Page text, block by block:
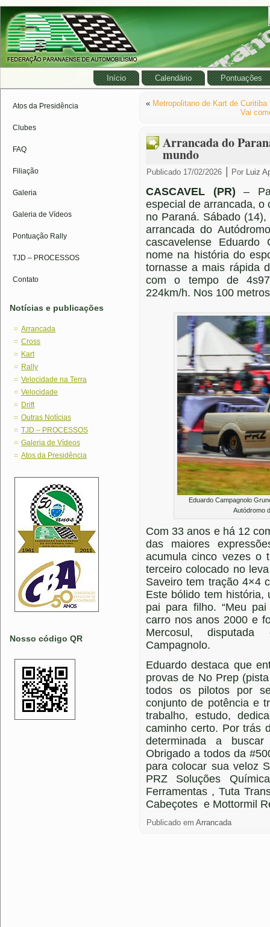
Início Calendário Pontuações
Atos da Presidência
Clubes
FAQ
Filiação
Galeria
Galeria de Vídeos
Pontuação Rally
TJD – PROCESSOS
Contato
Notícias e publicações
Arrancada
Cross
Kart
Rally
Velocidade na Terra
Velocidade
Drift
Outras Notícias
TJD – PROCESSOS
Galeria de Vídeos
Atos da Presidência
Nosso código QR
« Metropolitano de Kart de
Vai
Arrancada do
mundo
Publicado 17/02/2026 Por Luiz
CASCAVEL (PR) –
especial de arrancada, o
no Paraná. Sábado
arrancada do
cascavelense Eduardo
nome na história do
tornasse a mais rápida
com o tempo de
224km/h. Nos 100
Eduardo Campagnolo
Autódromo
Com 33 anos e há 12
das maiores
acumula cinco vezes
terceiro colocado no
Saveiro tem tração 4×4
Este bólido tem história,
pai para filho. “Meu
carro nos anos 2000 e
Mercosul, disputada
Campagnolo.
Eduardo destaca que
provas de No Prep
todos os pilotos por
conjunto de potência e
trabalho, estudo,
caminho certo. Por trás
determinada a
Obrigado a todos da
para colocar sua veloz
PRZ Soluções
Ferramentas , Tuta
Cabeçotes e Mottormil
Publicado em Arrancada